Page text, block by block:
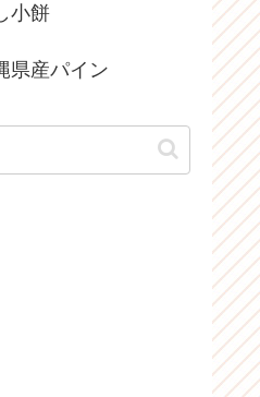
小餅
県産パイン